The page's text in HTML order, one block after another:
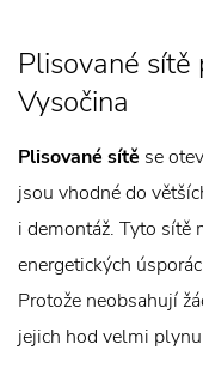
Plisované sítě
Vysočina
Plisované sítě se
jsou vhodné do
i demontáž. Tyto sítě
energetických
Protože neobsahují
jejich hod velmi